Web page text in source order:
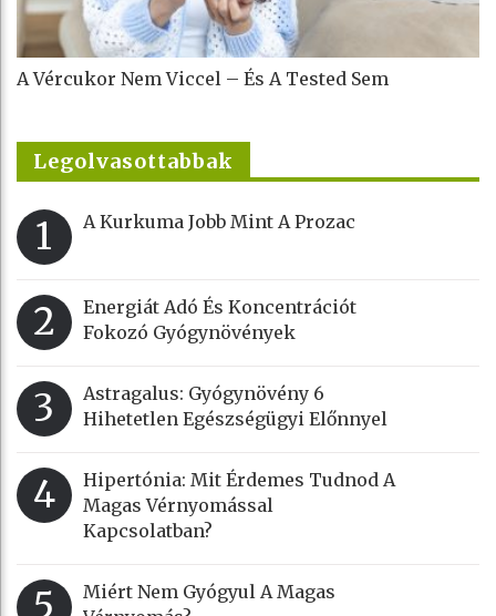
A Vércukor Nem Viccel – És A Tested Sem
Legolvasottabbak
1 A Kurkuma Jobb Mint A Prozac
2
Energiát Adó És Koncentrációt
Fokozó Gyógynövények
3
Astragalus: Gyógynövény 6
Hihetetlen Egészségügyi Előnnyel
4
Hipertónia: Mit Érdemes Tudnod A
Magas Vérnyomással
Kapcsolatban?
5
Miért Nem Gyógyul A Magas